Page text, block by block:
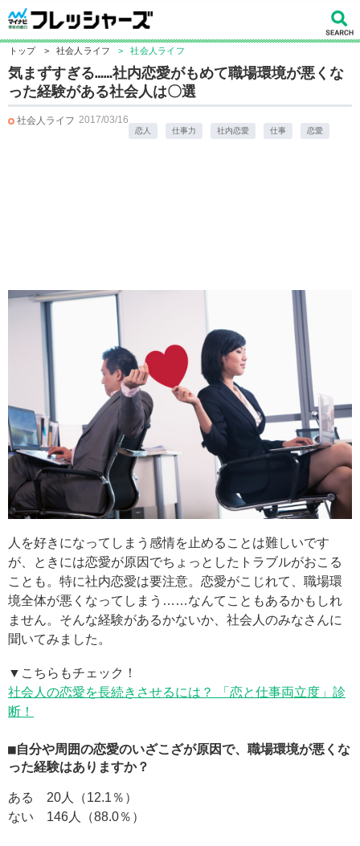
トップ > 社会人ライフ > 社会人ライフ
気まずすぎる……社内恋愛がもめて職場環境が悪くな
った経験がある社会人は〇選
社会人ライフ 2017/03/16
恋人 仕事力 社内恋愛 仕事 恋愛
人を好きになってしまう感情を止めることは難しいです
が、ときには恋愛が原因でちょっとしたトラブルがおこる
ことも。特に社内恋愛は要注意。恋愛がこじれて、職場環
境全体が悪くなってしまう……なんてこともあるかもしれ
ません。そんな経験があるかないか、社会人のみなさんに
聞いてみました。
▼こちらもチェック！
社会人の恋愛を長続きさせるには？ 「恋と仕事両立度」診
断！
■自分や周囲の恋愛のいざこざが原因で、職場環境が悪くな
った経験はありますか？
ある 20人（12.1％）
ない 146人（88.0％）